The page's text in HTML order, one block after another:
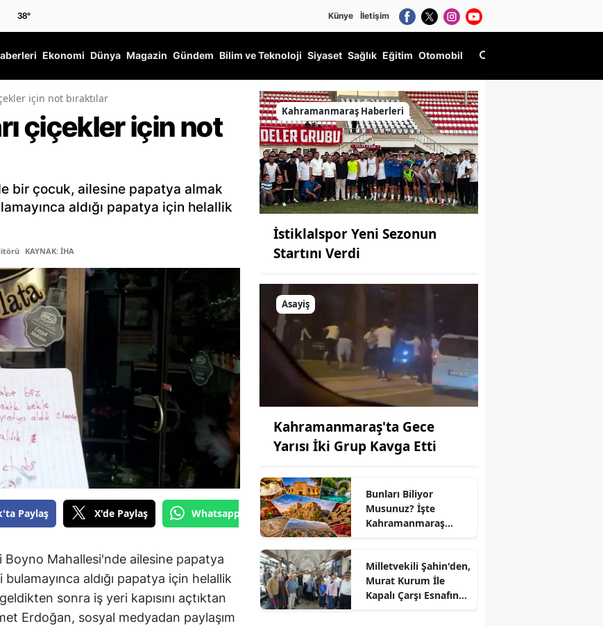
38° Künye İletişim
Ekonomi Dünya Magazin Gündem Bilim ve Teknoloji Siyaset Sağlık Eğitim Otomobil
için not bıraktılar
çiçekler için not
bir çocuk, ailesine papatya almak
aldığı papatya için helallik
KAYNAK: İHA
Paylaş X'de Paylaş Whatsapp'tan Gönder
Boyno Mahallesi'nde ailesine papatya
aldığı papatya için helallik
sonra iş yeri kapısını açtıktan
Erdoğan, sosyal medyadan paylaşım
Kahramanmaraş Haberleri
İstiklalspor Yeni Sezonun
Startını Verdi
Asayiş
Kahramanmaraş'ta Gece
Yarısı İki Grup Kavga Etti
Bunları Biliyor
Musunuz? İşte
Kahramanmaraş
Milletvekili Şahin'den,
Murat Kurum İle
Kapalı Çarşı Esnafına